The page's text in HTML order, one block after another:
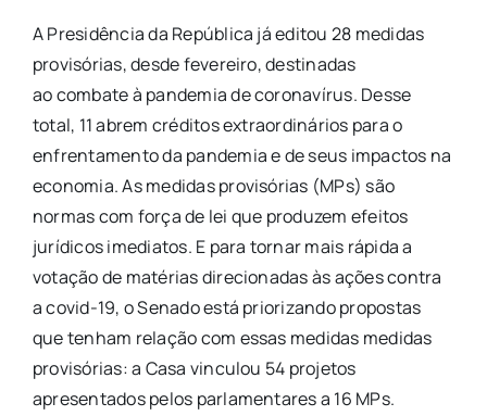
A Presidência da República já editou 28 medidas
provisórias, desde fevereiro, destinadas
ao combate à pandemia de coronavírus. Desse
total, 11 abrem créditos extraordinários para o
enfrentamento da pandemia e de seus impactos na
economia. As medidas provisórias (MPs) são
normas com força de lei que produzem efeitos
jurídicos imediatos. E para tornar mais rápida a
votação de matérias direcionadas às ações contra
a covid-19, o Senado está priorizando propostas
que tenham relação com essas medidas medidas
provisórias: a Casa vinculou 54 projetos
apresentados pelos parlamentares a 16 MPs.